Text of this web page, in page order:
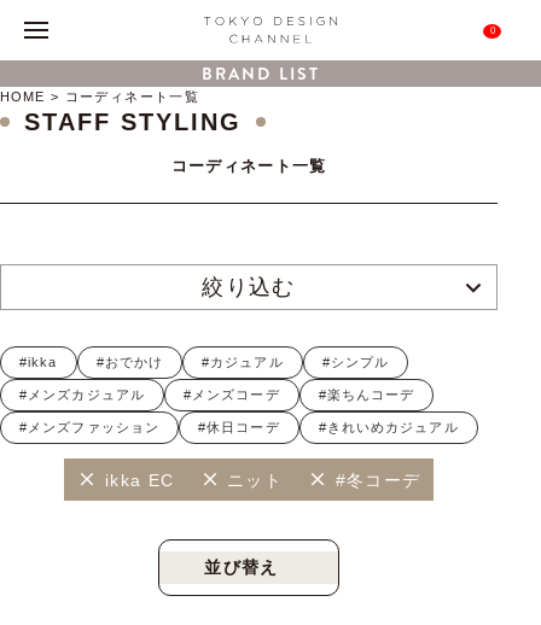
0
BRAND LIST
HOME コーディネート一覧
STAFF STYLING
コーディネート一覧
絞り込む
#ikka #おでかけ #カジュアル #シンプル
#メンズカジュアル #メンズコーデ #楽ちんコーデ
#メンズファッション #休日コーデ #きれいめカジュアル
ikka EC ニット #冬コーデ
並び替え